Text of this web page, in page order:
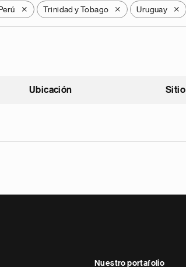
Perú X Trinidad y Tobago X Uruguay X
Ubicación Sitio
Nuestro portafolio